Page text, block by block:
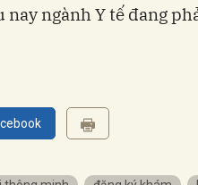
nay ngành Y tế đang